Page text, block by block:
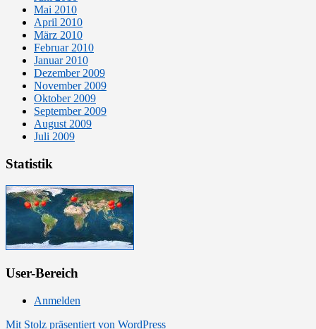
Mai 2010
April 2010
März 2010
Februar 2010
Januar 2010
Dezember 2009
November 2009
Oktober 2009
September 2009
August 2009
Juli 2009
Statistik
User-Bereich
Anmelden
Mit Stolz präsentiert von WordPress